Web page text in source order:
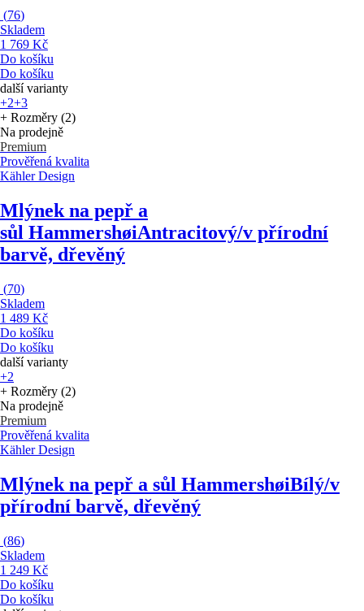
(76)
Skladem
1 769 Kč
Do košíku
Do košíku
další varianty
+2+3
+ Rozměry (2)
Na prodejně
Premium
Prověřená kvalita
Kähler Design
Mlýnek na pepř a
sůl HammershøiAntracitový/v přírodní
barvě, dřevěný
(70)
Skladem
1 489 Kč
Do košíku
Do košíku
další varianty
+2
+ Rozměry (2)
Na prodejně
Premium
Prověřená kvalita
Kähler Design
Mlýnek na pepř a sůl HammershøiBílý/v
přírodní barvě, dřevěný
(86)
Skladem
1 249 Kč
Do košíku
Do košíku